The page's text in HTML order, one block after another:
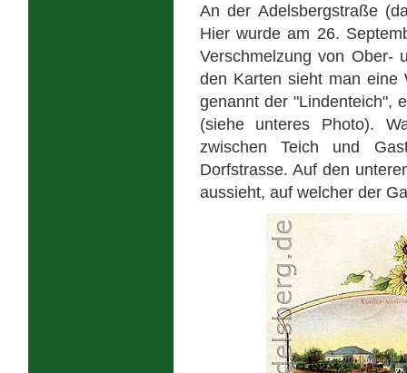
An der Adelsbergstraße
Hier wurde am 26.
Verschmelzung von Ober-
den Karten sieht man eine
genannt der "Lindenteich",
(siehe unteres Photo).
zwischen Teich und
Dorfstrasse. Auf den
aussieht, auf welcher der